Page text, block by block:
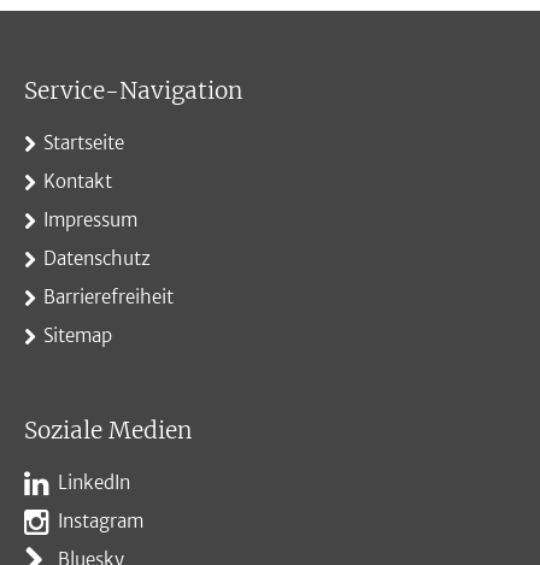
Service-Navigation
Startseite
Kontakt
Impressum
Datenschutz
Barrierefreiheit
Sitemap
Soziale Medien
LinkedIn
Instagram
Bluesky